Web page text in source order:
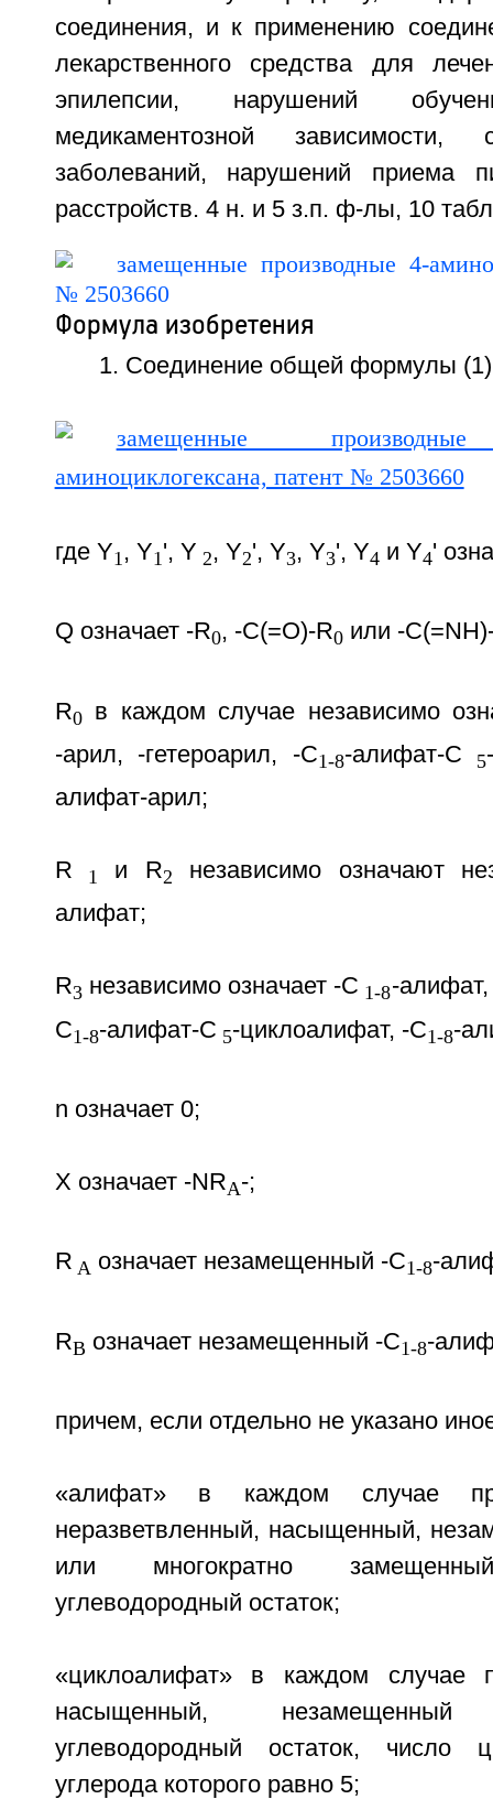
соединения, и к применению
лекарственного средства для
эпилепсии, нарушений
медикаментозной зависимости,
заболеваний, нарушений приема
расстройств. 4 н. и 5 з.п. ф-лы, 10
Формула изобретения
1. Соединение общей формулы (1)
где Y1, Y1', Y 2, Y2', Y3, Y3', Y4 и Y4'
Q означает -R0, -C(=O)-R0или -
R0в каждом случае независимо
-арил, -гетероарил, -C1-8-алифат-С 5
алифат-арил;
R 1 и R2
независимо означают
алифат;
R3 независимо означает -C 1-8-алифат,
C1-8-алифат-С 5-циклоалифат, -C1-8-
n означает 0;
X означает -NRA-;
R A означает незамещенный -C1-8-
RB означает незамещенный -C1-8-
причем, если отдельно не указано
«алифат» в каждом случае
неразветвленный, насыщенный,
или многократно
углеводородный остаток;
«циклоалифат» в каждом случае
насыщенный, незамещенный
углеводородный остаток, число
углерода которого равно 5;